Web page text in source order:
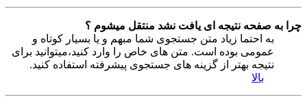
چرا به صفحه نتیجه ای یافت نشد منتقل میشوم ؟
به احتما زیاد متن جستجوی شما مبهم و یا بسیار کوتاه و
عمومی بوده است. متن های خاص را وارد کنید،میتوانید برای
نتیجه بهتر از گزینه های جستجوی پیشرفته استفاده کنید.
بالا